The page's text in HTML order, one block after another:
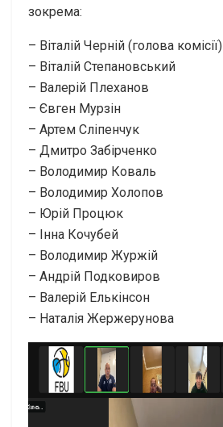
зокрема:
– Віталій Черній (голова комісії)
– Віталій Степановський
– Валерій Плеханов
– Євген Мурзін
– Артем Сліпенчук
– Дмитро Забірченко
– Володимир Коваль
– Володимир Холопов
– Юрій Процюк
– Інна Кочубей
– Володимир Журжій
– Андрій Подковиров
– Валерій Елькінсон
– Наталія Жержерунова